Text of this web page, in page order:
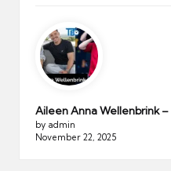
Aileen Anna Wellenbrink –
by admin
November 22, 2025